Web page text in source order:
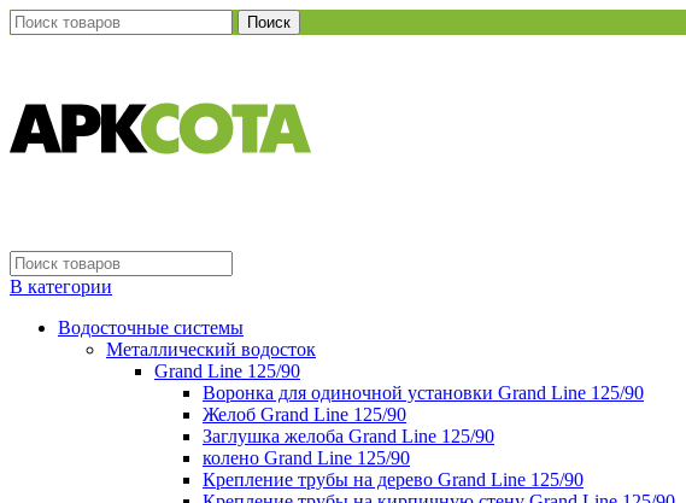
Поиск
В категории
Водосточные системы
Металлический водосток
Grand Line 125/90
Воронка для одиночной установки Grand Line 125/90
Желоб Grand Line 125/90
Заглушка желоба Grand Line 125/90
колено Grand Line 125/90
Крепление трубы на дерево Grand Line 125/90